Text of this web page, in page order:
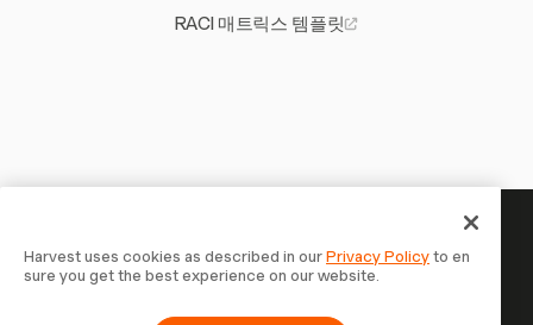
RACI 매트릭스 템플릿
당신의 시간은 기록할 가치가 있
습니다 — 지금 시작하세요
Harvest로 시간을 추적하고, 고객에게 청구하고, 더 빠르게
Harvest uses cookies as described in ourPrivacy Policyto en
sure you get the best experience on our website.